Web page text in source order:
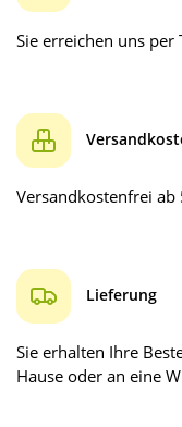
Sie erreichen uns per
Versandkostenfrei
Lieferung
Sie erhalten Ihre
Hause oder an eine